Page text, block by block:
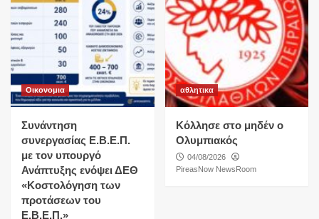
Οικονομια
Συνάντηση
συνεργασίας Ε.Β.Ε.Π.
με τον υπουργό
Ανάπτυξης ενόψει ΔΕΘ
«Κοστολόγηση των
προτάσεων του
Ε.Β.Ε.Π.»
αθλητικα
Κόλλησε στο μηδέν ο
Ολυμπιακός
04/08/2026
PireasNow NewsRoom